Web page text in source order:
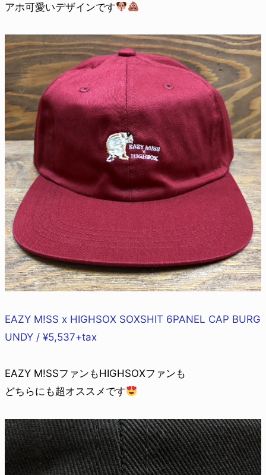
アホ可愛いデザインです
EAZY M!SS x HIGHSOX SOXSHIT 6PANEL CAP BURG
UNDY / ¥5,537+tax
EAZY M!SSファンもHIGHSOXファンも
どちらにも超オススメです